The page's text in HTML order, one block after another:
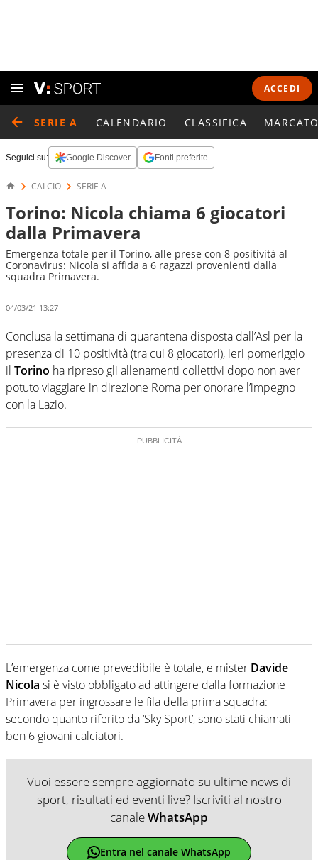
ACCEDI
SERIE A CALENDARIO CLASSIFICA
Seguici su: Google Discover Fonti preferite
CALCIO SERIE A
Torino: Nicola chiama 6 giocatori
dalla Primavera
Emergenza totale per il Torino, alle prese con 8 positività al
Coronavirus: Nicola si affida a 6 ragazzi provenienti dalla
squadra Primavera.
04/03/21 13:27
Conclusa la settimana di quarantena disposta dall’Asl per la
presenza di 10 positività (tra cui 8 giocatori), ieri pomeriggio
il Torino ha ripreso gli allenamenti collettivi dopo non aver
potuto viaggiare in direzione Roma per onorare l’impegno
con la Lazio.
L’emergenza come prevedibile è totale, e mister Davide
Nicola si è visto obbligato ad attingere dalla formazione
Primavera per ingrossare le fila della prima squadra:
secondo quanto riferito da ‘Sky Sport’, sono stati chiamati
ben 6 giovani calciatori.
Vuoi essere sempre aggiornato su ultime news di
sport, risultati ed eventi live? Iscriviti al nostro
canaleWhatsApp
Entra nel canale WhatsApp